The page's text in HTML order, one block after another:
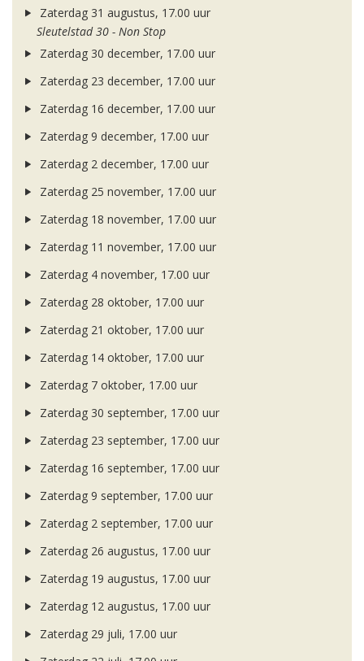
Zaterdag 31 augustus, 17.00 uur
Sleutelstad 30 - Non Stop
Zaterdag 30 december, 17.00 uur
Zaterdag 23 december, 17.00 uur
Zaterdag 16 december, 17.00 uur
Zaterdag 9 december, 17.00 uur
Zaterdag 2 december, 17.00 uur
Zaterdag 25 november, 17.00 uur
Zaterdag 18 november, 17.00 uur
Zaterdag 11 november, 17.00 uur
Zaterdag 4 november, 17.00 uur
Zaterdag 28 oktober, 17.00 uur
Zaterdag 21 oktober, 17.00 uur
Zaterdag 14 oktober, 17.00 uur
Zaterdag 7 oktober, 17.00 uur
Zaterdag 30 september, 17.00 uur
Zaterdag 23 september, 17.00 uur
Zaterdag 16 september, 17.00 uur
Zaterdag 9 september, 17.00 uur
Zaterdag 2 september, 17.00 uur
Zaterdag 26 augustus, 17.00 uur
Zaterdag 19 augustus, 17.00 uur
Zaterdag 12 augustus, 17.00 uur
Zaterdag 29 juli, 17.00 uur